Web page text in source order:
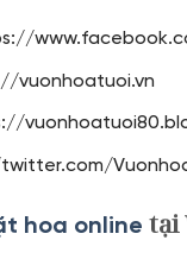
vuonhoatuoi.vn
hoa online tại